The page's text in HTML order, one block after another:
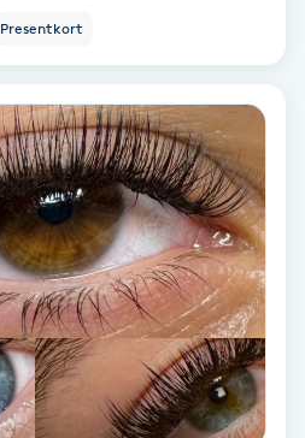
Presentkort